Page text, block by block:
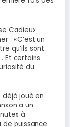
Cadieux
: « C’est un
qu’ils sont
Et certains
du
déjà joué en
a un
à
puissance.